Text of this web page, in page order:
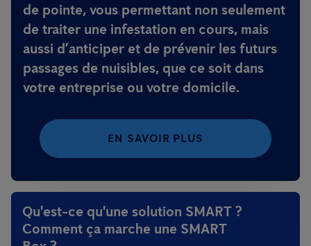
de pointe, vous permettant non seulement
de traiter une infestation en cours, mais
aussi d’anticiper et de prévenir les futurs
passages de nuisibles, que ce soit dans
votre entreprise ou votre domicile.
EN SAVOIR PLUS
Qu'est-ce qu'une solution SMART ?
Comment ça marche une SMART